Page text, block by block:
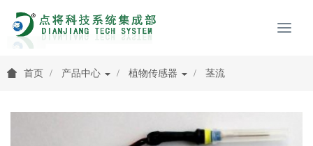
首页 产品中心 植物传感器 茎流